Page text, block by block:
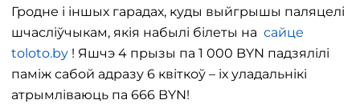
Гродне і іншых гарадах, куды выйгрышы паляцелі
шчасліўчыкам, якія набылі білеты на сайце
toloto.by ! Яшчэ 4 прызы па 1 000 BYN падзялілі
паміж сабой адразу 6 квіткоў – іх уладальнікі
атрымліваюць па 666 BYN!